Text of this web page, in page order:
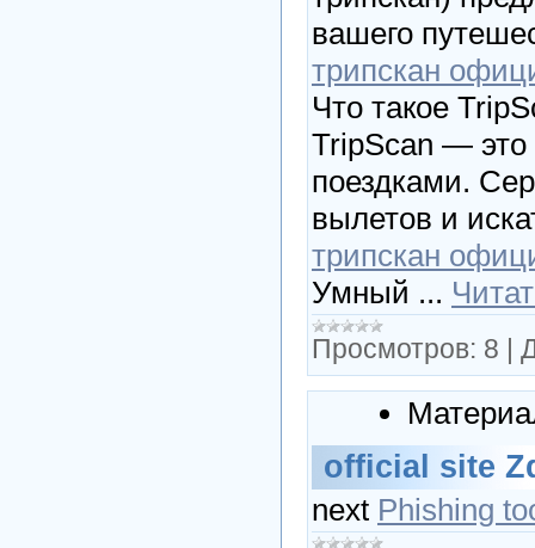
вашего
трипскан
Что такое
TripScan — это
поездками.
вылетов и
трипскан
Умный ...
Просмотров: 8 |
official site
next Phishing